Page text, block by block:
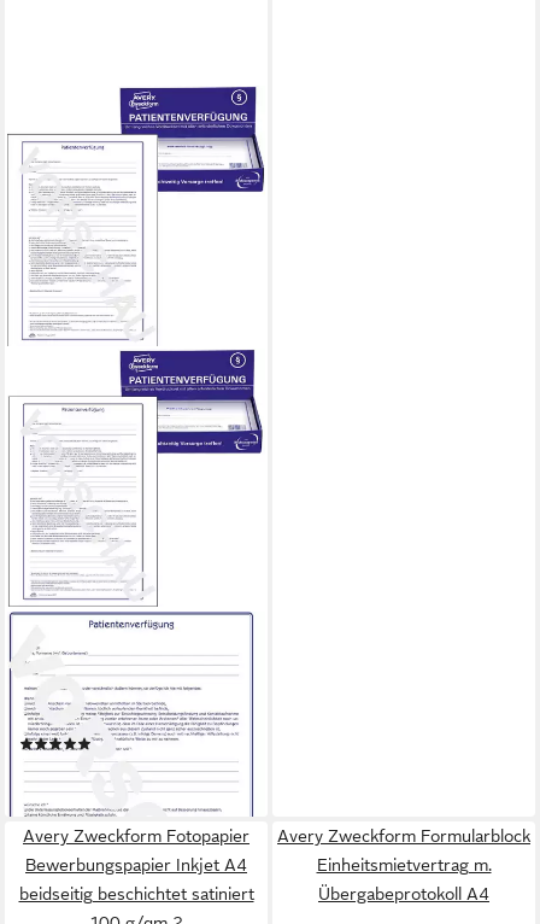
Formularblock
Patientenverfügung A4 1
Vordruck-Satz weiß
(2)
10,68 €
lieferbar - in 2-3 Werktagen bei dir
Avery Zweckform Fotopapier
Bewerbungspapier Inkjet A4
beidseitig beschichtet satiniert
Avery Zweckform Formularblock
Einheitsmietvertrag m.
Übergabeprotokoll A4